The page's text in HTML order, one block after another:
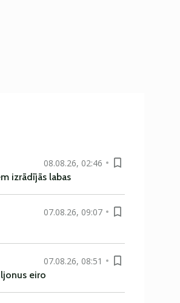
08.08.26, 02:46
izrādījās labas
07.08.26, 09:07
07.08.26, 08:51
eiro